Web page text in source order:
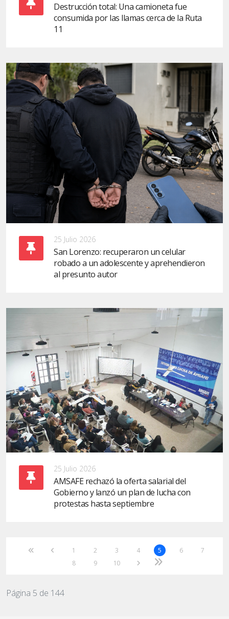
Destrucción total: Una camioneta fue
consumida por las llamas cerca de la Ruta
11
25 Julio 2026
San Lorenzo: recuperaron un celular
robado a un adolescente y aprehendieron
al presunto autor
25 Julio 2026
AMSAFE rechazó la oferta salarial del
Gobierno y lanzó un plan de lucha con
protestas hasta septiembre
1 2 3 4 5 6
7
8
9 10
Página 5 de 144